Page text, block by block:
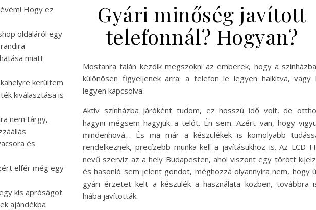
Hogy ez
oldaláról egy
miatt
kerültem
kiválasztása is
nem tárgy,
és
elfér még egy
kis apróságot
ajándékba
Gyári minőség javított
telefonnál? Hogyan?
Mostanra talán kezdik megszokni az emberek, hogy a
különösen figyeljenek arra: a telefon le legyen halkítva, vagy
legyen kapcsolva.
Aktív színházba járóként tudom, ez hosszú idő volt, de
hagyni mégsem hagyjuk a telót. Én sem. Azért van, hogy
mindenhová… És ma már a készülékek is komolyabb
rendelkeznek, precízebb munka kell a javításukhoz is. Az LCD
nevű szerviz az a hely Budapesten, ahol viszont egy törött
és hasonló sem jelent gondot, méghozzá olyannyira nem, hogy
gyári érzetet kelt a készülék a használata közben, továbbra
hiába javították.